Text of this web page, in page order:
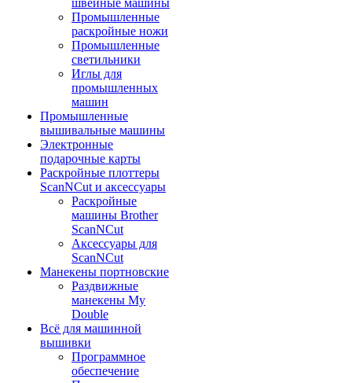
швейные машины
Промышленные
раскройные ножи
Промышленные
светильники
Иглы для
промышленных
машин
Промышленные
вышивальные машины
Электронные
подарочные карты
Раскройные плоттеры
ScanNCut и аксессуары
Раскройные
машины Brother
ScanNCut
Аксессуары для
ScanNCut
Манекены портновские
Раздвижные
манекены My
Double
Всё для машинной
вышивки
Программное
обеспечение